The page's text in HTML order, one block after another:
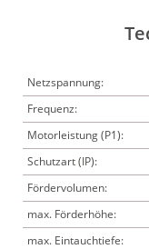
Netzspannung:
Frequenz:
Motorleistung (P1):
Schutzart (IP):
Fördervolumen:
max. Förderhöhe:
max. Eintauchtiefe: